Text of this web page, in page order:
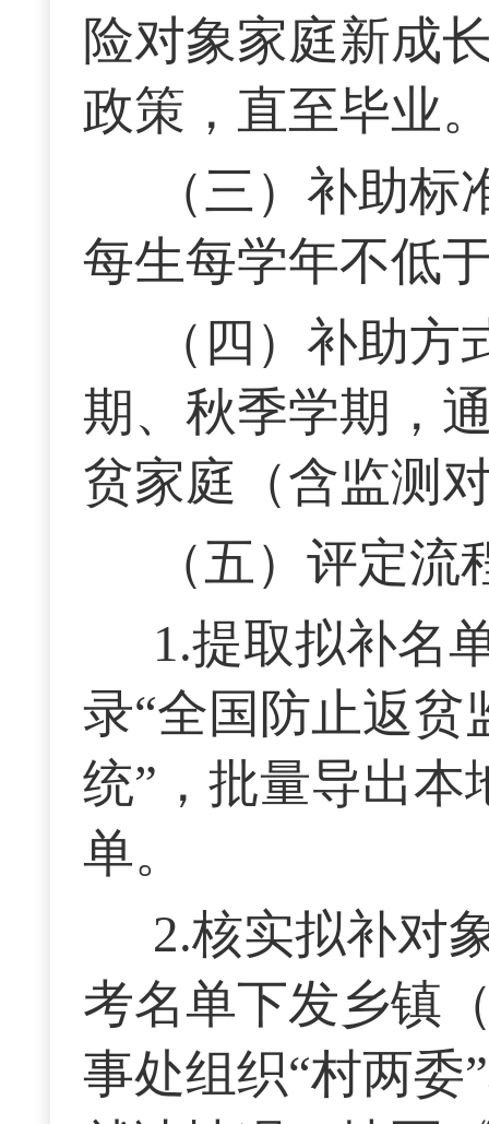
险对象家庭新成
政策，直至毕业
（三）补助
每生每学年不低
（四）补助
期、秋季学期，
贫家庭（含监测
（五）评定流
1.提取拟补名
录“全国防止返贫
统”，批量导出本
单。
2.核实拟补对
考名单下发乡镇
事处组织“村两委